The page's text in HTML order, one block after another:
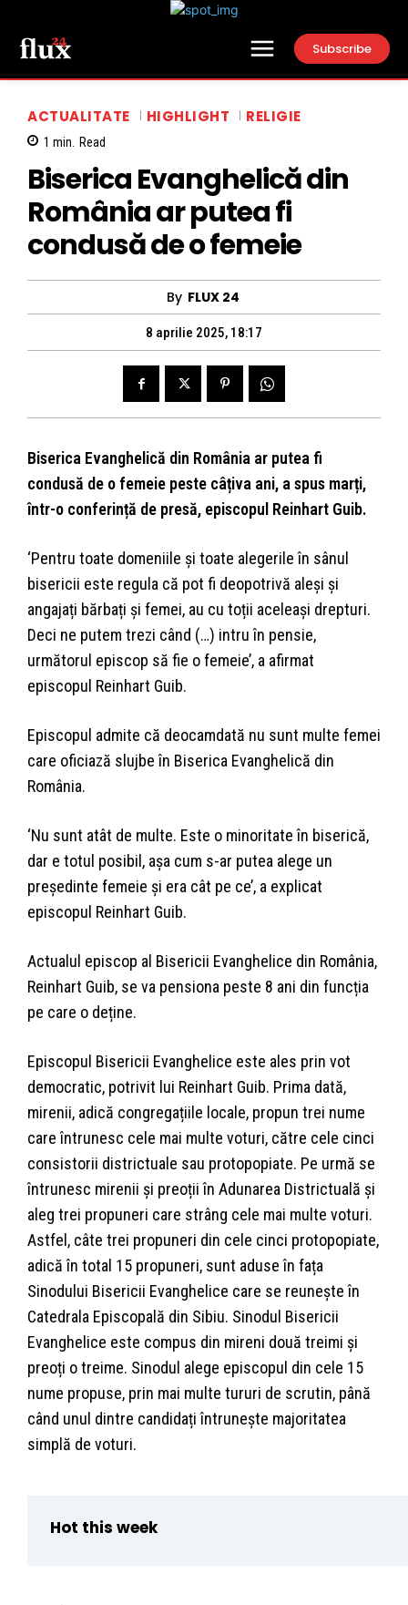
Subscribe
ACTUALITATE HIGHLIGHT RELIGIE
1 min. Read
Biserica Evanghelică din
România ar putea fi
condusă de o femeie
By FLUX 24
8 aprilie 2025, 18:17
Biserica Evanghelică din România ar putea fi
condusă de o femeie peste câțiva ani, a spus marți,
într-o conferință de presă, episcopul Reinhart Guib.
‘Pentru toate domeniile și toate alegerile în sânul
bisericii este regula că pot fi deopotrivă aleși și
angajați bărbați și femei, au cu toții aceleași drepturi.
Deci ne putem trezi când (…) intru în pensie,
următorul episcop să fie o femeie’, a afirmat
episcopul Reinhart Guib.
Episcopul admite că deocamdată nu sunt multe femei
care oficiază slujbe în Biserica Evanghelică din
România.
‘Nu sunt atât de multe. Este o minoritate în biserică,
dar e totul posibil, așa cum s-ar putea alege un
președinte femeie și era cât pe ce’, a explicat
episcopul Reinhart Guib.
Actualul episcop al Bisericii Evanghelice din România,
Reinhart Guib, se va pensiona peste 8 ani din funcția
pe care o deține.
Episcopul Bisericii Evanghelice este ales prin vot
democratic, potrivit lui Reinhart Guib. Prima dată,
mirenii, adică congregațiile locale, propun trei nume
care întrunesc cele mai multe voturi, către cele cinci
consistorii districtuale sau protopopiate. Pe urmă se
întrunesc mirenii și preoții în Adunarea Districtuală și
aleg trei propuneri care strâng cele mai multe voturi.
Astfel, câte trei propuneri din cele cinci protopopiate,
adică în total 15 propuneri, sunt aduse în fața
Sinodului Bisericii Evanghelice care se reunește în
Catedrala Episcopală din Sibiu. Sinodul Bisericii
Evanghelice este compus din mireni două treimi și
preoți o treime. Sinodul alege episcopul din cele 15
nume propuse, prin mai multe tururi de scrutin, până
când unul dintre candidați întrunește majoritatea
simplă de voturi.
Hot this week